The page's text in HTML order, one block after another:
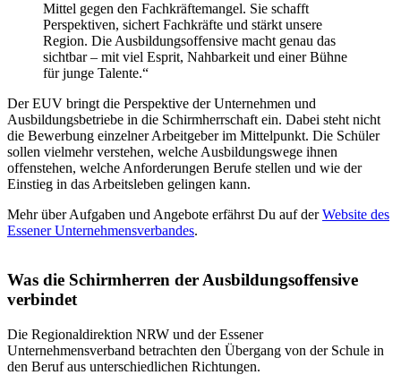
Mittel gegen den Fachkräftemangel. Sie schafft
Perspektiven, sichert Fachkräfte und stärkt unsere
Region. Die Ausbildungsoffensive macht genau das
sichtbar – mit viel Esprit, Nahbarkeit und einer Bühne
für junge Talente.“
Der EUV bringt die Perspektive der Unternehmen und
Ausbildungsbetriebe in die Schirmherrschaft ein. Dabei steht nicht
die Bewerbung einzelner Arbeitgeber im Mittelpunkt. Die Schüler
sollen vielmehr verstehen, welche Ausbildungswege ihnen
offenstehen, welche Anforderungen Berufe stellen und wie der
Einstieg in das Arbeitsleben gelingen kann.
Mehr über Aufgaben und Angebote erfährst Du auf derWebsite des
Essener Unternehmensverbandes.
Was die Schirmherren der Ausbildungsoffensive
verbindet
Die Regionaldirektion NRW und der Essener
Unternehmensverband betrachten den Übergang von der Schule in
den Beruf aus unterschiedlichen Richtungen.